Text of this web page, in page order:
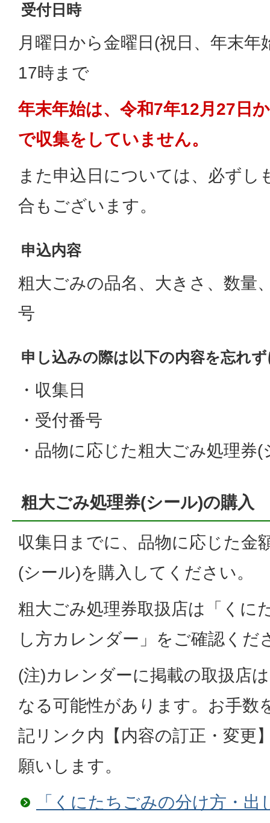
受付日時
月曜日から金曜日(祝日、年末
17時まで
年末年始は、令和7年12月27日
で収集をしていません。
また申込日については、必ずし
合もございます。
申込内容
粗大ごみの品名、大きさ、数量
号
申し込みの際は以下の内容を忘れ
・収集日
・受付番号
・品物に応じた粗大ごみ処理券
粗大ごみ処理券(シール)の購入
収集日までに、品物に応じた金
(シール)を購入してください。
粗大ごみ処理券取扱店は「くに
し方カレンダー」をご確認くだ
(注)カレンダーに掲載の取扱店
なる可能性があります。お手数
記リンク内【内容の訂正・変更
願いします。
「くにたちごみの分け方・